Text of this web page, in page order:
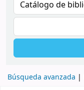
Búsqueda avanzada